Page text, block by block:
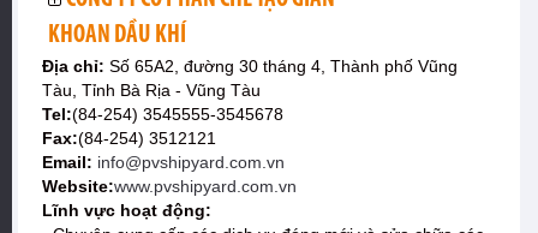
KHOAN DẦU KHÍ
Địa chỉ: Số 65A2, đường 30 tháng 4, Thành phố Vũng
Tàu, Tỉnh Bà Rịa - Vũng Tàu
Tel:(84-254) 3545555-3545678
Fax:(84-254) 3512121
Email: info@pvshipyard.com.vn
Website:www.pvshipyard.com.vn
Lĩnh vực hoạt động: